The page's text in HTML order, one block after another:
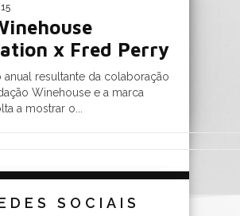
x Fred Perry
resultante da colaboração
Winehouse e a marca
a mostrar o...
SOCIAIS